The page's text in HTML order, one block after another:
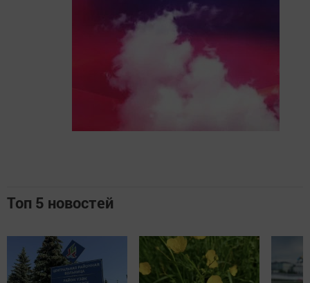
Топ 5 новостей